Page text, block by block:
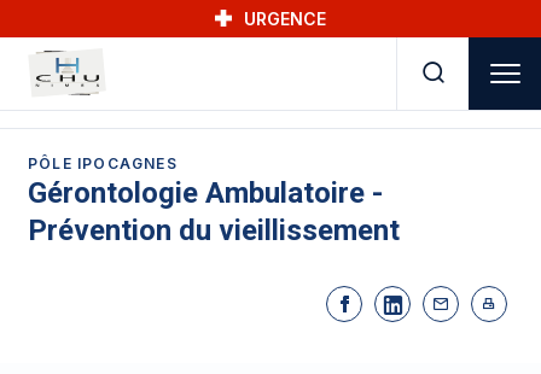
URGENCE
PÔLE IPOCAGNES
Gérontologie Ambulatoire -
Prévention du vieillissement